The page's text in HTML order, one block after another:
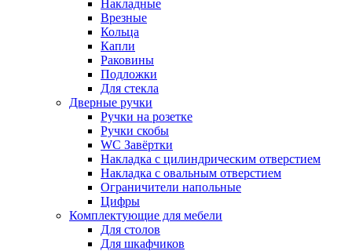
Накладные
Врезные
Кольца
Капли
Раковины
Подложки
Для стекла
Дверные ручки
Ручки на розетке
Ручки скобы
WC Завёртки
Накладка с цилиндрическим отверстием
Накладка с овальным отверстием
Ограничители напольные
Цифры
Комплектующие для мебели
Для столов
Для шкафчиков